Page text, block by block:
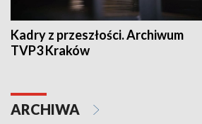
Kadry z przeszłości. Archiwum
TVP3 Kraków
ARCHIWA